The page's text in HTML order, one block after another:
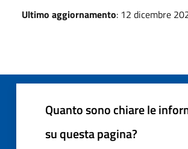
Ultimo aggiornamento: 12 dicembre
Quanto sono chiare le
su questa pagina?